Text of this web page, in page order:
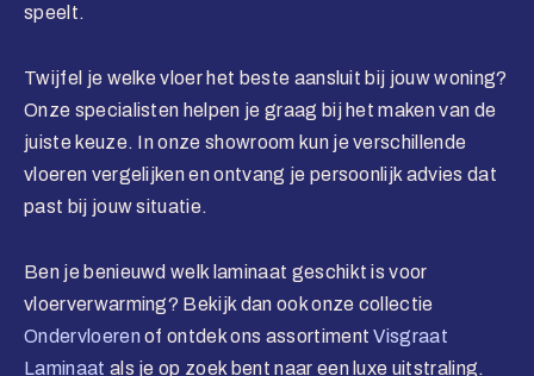
speelt.
Twijfel je welke vloer het beste aansluit bij jouw woning?
Onze specialisten helpen je graag bij het maken van de
juiste keuze. In onze showroom kun je verschillende
vloeren vergelijken en ontvang je persoonlijk advies dat
past bij jouw situatie.
Ben je benieuwd welk laminaat geschikt is voor
vloerverwarming? Bekijk dan ook onze collectie
Ondervloeren of ontdek ons assortimentVisgraat
Laminaat als je op zoek bent naar een luxe uitstraling.